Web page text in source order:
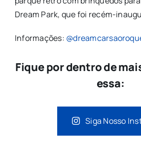
Dream Park, que foi recém-
Informações:
Fique por dentro de
essa:
Siga Nosso